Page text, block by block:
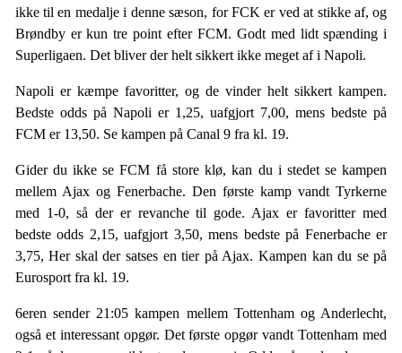
ikke til en medalje i denne sæson, for FCK er ved at stikke af, og
Brøndby er kun tre point efter FCM. Godt med lidt spænding i
Superligaen. Det bliver der helt sikkert ikke meget af i Napoli.
Napoli er kæmpe favoritter, og de vinder helt sikkert kampen.
Bedste odds på Napoli er 1,25, uafgjort 7,00, mens bedste på
FCM er 13,50. Se kampen på Canal 9 fra kl. 19.
Gider du ikke se FCM få store klø, kan du i stedet se kampen
mellem Ajax og Fenerbache. Den første kamp vandt Tyrkerne
med 1-0, så der er revanche til gode. Ajax er favoritter med
bedste odds 2,15, uafgjort 3,50, mens bedste på Fenerbache er
3,75, Her skal der satses en tier på Ajax. Kampen kan du se på
Eurosport fra kl. 19.
6eren sender 21:05 kampen mellem Tottenham og Anderlecht,
også et interessant opgør. Det første opgør vandt Tottenham med